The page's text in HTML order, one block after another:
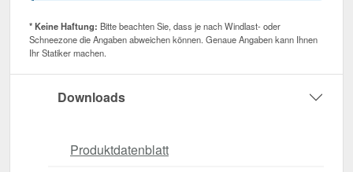
* Keine Haftung: Bitte beachten Sie, dass je nach Windlast- oder
Schneezone die Angaben abweichen können. Genaue Angaben kann Ihnen
Ihr Statiker machen.
Downloads
Produktdatenblatt